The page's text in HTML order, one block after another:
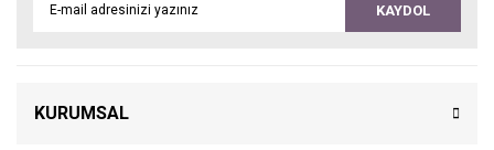
KAYDOL
KURUMSAL